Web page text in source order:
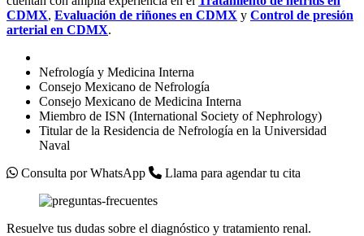
CDMX, Evaluación de riñones en CDMX y Control de presión
arterial en CDMX.
Nefrología y Medicina Interna
Consejo Mexicano de Nefrología
Consejo Mexicano de Medicina Interna
Miembro de ISN (International Society of Nephrology)
Titular de la Residencia de Nefrología en la Universidad
Naval
Consulta por WhatsApp
Llama para agendar tu cita
Resuelve tus dudas sobre el diagnóstico y tratamiento renal.